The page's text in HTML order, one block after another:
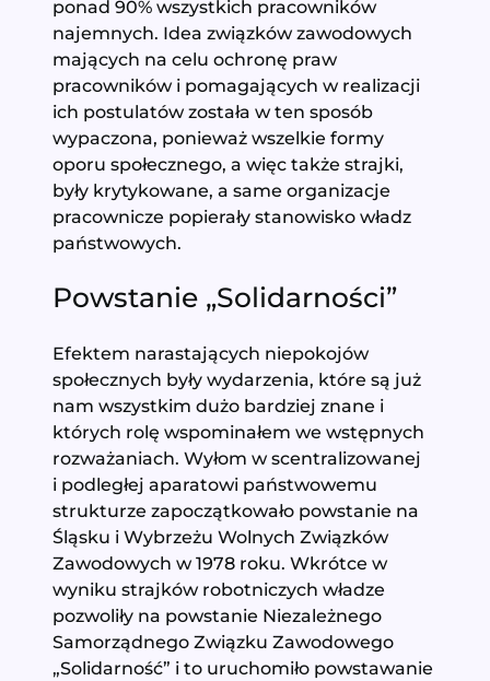
ponad 90% wszystkich pracowników
najemnych. Idea związków zawodowych
mających na celu ochronę praw
pracowników i pomagających w realizacji
ich postulatów została w ten sposób
wypaczona, ponieważ wszelkie formy
oporu społecznego, a więc także strajki,
były krytykowane, a same organizacje
pracownicze popierały stanowisko władz
państwowych.
Powstanie „Solidarności”
Efektem narastających niepokojów
społecznych były wydarzenia, które są już
nam wszystkim dużo bardziej znane i
których rolę wspominałem we wstępnych
rozważaniach. Wyłom w scentralizowanej
i podległej aparatowi państwowemu
strukturze zapoczątkowało powstanie na
Śląsku i Wybrzeżu Wolnych Związków
Zawodowych w 1978 roku. Wkrótce w
wyniku strajków robotniczych władze
pozwoliły na powstanie Niezależnego
Samorządnego Związku Zawodowego
„Solidarność” i to uruchomiło powstawanie